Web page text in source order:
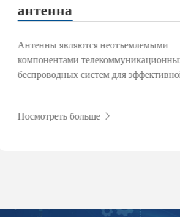
антенна
Антенны являются неотъемлемыми
компонентами
беспроводных систем для
на различных антеннах,
Посмотреть больше